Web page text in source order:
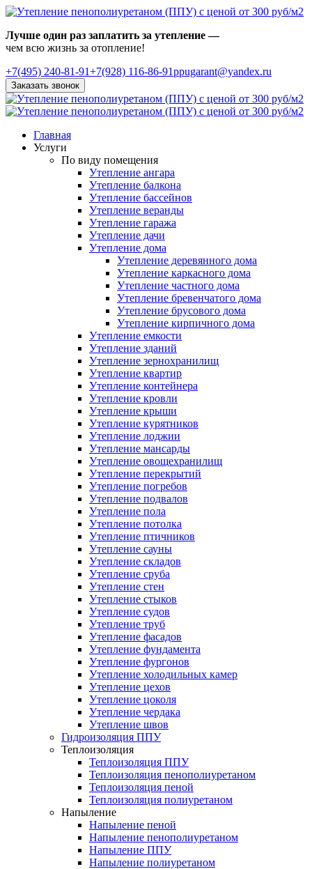
Лучше один раз заплатить за утепление —
чем всю жизнь за отопление!
+7(495) 240-81-91+7(928) 116-86-91ppugarant@yandex.ru
Заказать звонок
Главная
Услуги
По виду помещения
Утепление ангара
Утепление балкона
Утепление бассейнов
Утепление веранды
Утепление гаража
Утепление дачи
Утепление дома
Утепление деревянного дома
Утепление каркасного дома
Утепление частного дома
Утепление бревенчатого дома
Утепление брусового дома
Утепление кирпичного дома
Утепление емкости
Утепление зданий
Утепление зернохранилищ
Утепление квартир
Утепление контейнера
Утепление кровли
Утепление крыши
Утепление курятников
Утепление лоджии
Утепление мансарды
Утепление овощехранилищ
Утепление перекрытий
Утепление погребов
Утепление подвалов
Утепление пола
Утепление потолка
Утепление птичников
Утепление сауны
Утепление складов
Утепление сруба
Утепление стен
Утепление стыков
Утепление судов
Утепление труб
Утепление фасадов
Утепление фундамента
Утепление фургонов
Утепление холодильных камер
Утепление цехов
Утепление цоколя
Утепление чердака
Утепление швов
Гидроизоляция ППУ
Теплоизоляция
Теплоизоляция ППУ
Теплоизоляция пенополиуретаном
Теплоизоляция пеной
Теплоизоляция полиуретаном
Напыление
Напыление пеной
Напыление пенополиуретаном
Напыление ППУ
Напыление полиуретаном